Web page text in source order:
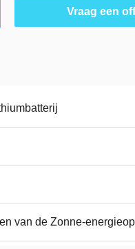
Vraag een
van de Zonne-